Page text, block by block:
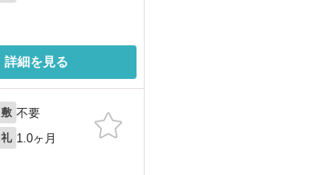
詳細を見る
敷 不要
礼 1.0ヶ月